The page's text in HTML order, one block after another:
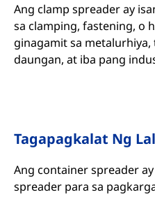
Ang clamp spreader ay
sa clamping, fastening, o
ginagamit sa
daungan, at iba pang
Tagapagkalat Ng
Ang container spreader
spreader para sa